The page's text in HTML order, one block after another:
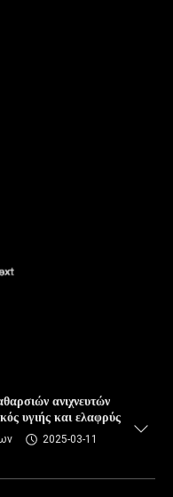
ανιχνευτών
υγιής και ελαφρύς
2025-03-11